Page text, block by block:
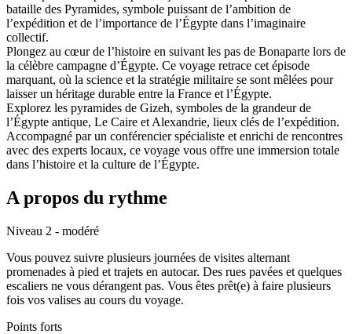
bataille des Pyramides, symbole puissant de l’ambition de
l’expédition et de l’importance de l’Égypte dans l’imaginaire
collectif.
Plongez au cœur de l’histoire en suivant les pas de Bonaparte lors de
la célèbre campagne d’Égypte. Ce voyage retrace cet épisode
marquant, où la science et la stratégie militaire se sont mêlées pour
laisser un héritage durable entre la France et l’Égypte.
Explorez les pyramides de Gizeh, symboles de la grandeur de
l’Égypte antique, Le Caire et Alexandrie, lieux clés de l’expédition.
Accompagné par un conférencier spécialiste et enrichi de rencontres
avec des experts locaux, ce voyage vous offre une immersion totale
dans l’histoire et la culture de l’Égypte.
A propos du rythme
Niveau 2 - modéré
Vous pouvez suivre plusieurs journées de visites alternant
promenades à pied et trajets en autocar. Des rues pavées et quelques
escaliers ne vous dérangent pas. Vous êtes prêt(e) à faire plusieurs
fois vos valises au cours du voyage.
Points forts